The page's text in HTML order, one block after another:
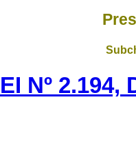
Nº 2.194,